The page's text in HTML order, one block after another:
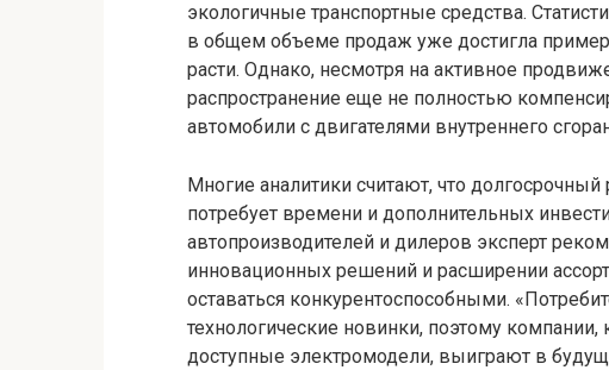
экологичные транспортные средства.
в общем объеме продаж уже достигла
расти. Однако, несмотря на активное
распространение еще не полностью
автомобили с двигателями внутреннего
Многие аналитики считают, что
потребует времени и дополнительных
автопроизводителей и дилеров эксперт
инновационных решений и расширении
оставаться конкурентоспособными.
технологические новинки, поэтому
доступные электромодели, выиграют в